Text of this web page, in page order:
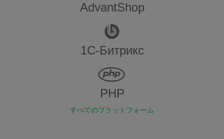
AdvantShop
1С-Битрикс
PHP
すべてのプラットフォーム